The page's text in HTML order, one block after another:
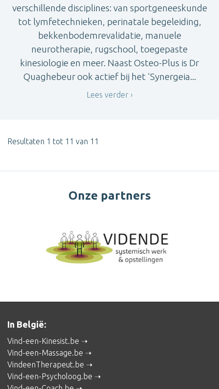
verschillende disciplines: van sportgeneeskunde
tot lymfetechnieken, perinatale begeleiding,
bekkenbodemrevalidatie, manuele
neurotherapie, rugschool, toegepaste
kinesiologie en meer. Naast Osteo-Plus is Dr
Quaghebeur ook actief bij het 'Synergeia...
Lees verder
Resultaten 1 tot 11 van 11
Onze partners
In België:
Vind-een-Kinesist.be
Vind-een-Massage.be
VindeenTherapeut.be
Vind-een-Psycholoog.be